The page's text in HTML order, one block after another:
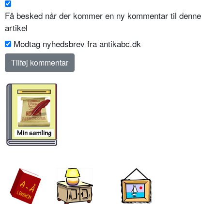
Få besked når der kommer en ny kommentar til denne
artikel
Modtag nyhedsbrev fra antikabc.dk